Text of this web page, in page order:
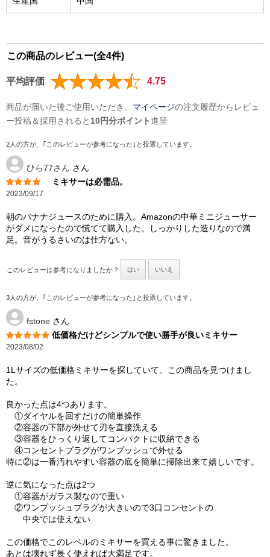
この商品のレビュー(全4件)
平均評価 4.75
商品が届いた後ご使用いただき、 マイページの注文履歴からレビュ
ー投稿＆採用されると 10円分ポイント進呈
2人の方が、｢このレビューが参考になった｣と投票しています。
ひら77さん さん
ミキサーは必需品。
2023/09/17
朝のバナナジュースのために購入。Amazonの中華ミニジューサー
がダメになったので慌てて購入した。しっかりした造りなので満
足。音がうるさいのは仕方ない。
このレビューは参考になりましたか？ はい いいえ
3人の方が、｢このレビューが参考になった｣と投票しています。
fstone さん
低価格だけどシンプルで使い勝手が良いミキサー
2023/08/02
1Lサイズの低価格ミキサーを探していて、この商品を見つけまし
た。
良かった点は4つあります。
①ダイヤルを回すだけの簡単操作
②容器の下部が外せて刃を直接洗える
③容器をひっくり返してコンパクトに収納できる
④コンセントプラグがワンプッシュで外せる
特に②は一番汚れやすい容器の底を簡単に掃除出来て嬉しいです。
逆に気になった点は2つ
①容器がガラス製なので重い
②ワンプッシュプラグが大きいので3口コンセントの
中央では使えない
この価格でこのレベルのミキサーを買える事に驚きました。
あとは壊れず長く使えれば大満足です。